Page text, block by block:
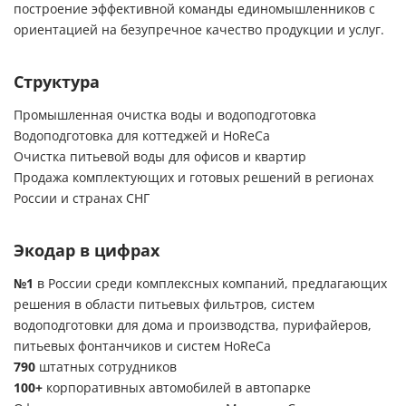
построение эффективной команды единомышленников с
ориентацией на безупречное качество продукции и услуг.
Структура
Промышленная очистка воды и водоподготовка
Водоподготовка для коттеджей и HoReCa
Очистка питьевой воды для офисов и квартир
Продажа комплектующих и готовых решений в регионах
России и странах СНГ
Экодар в цифрах
№1 в России среди комплексных компаний, предлагающих
решения в области питьевых фильтров, систем
водоподготовки для дома и производства, пурифайеров,
питьевых фонтанчиков и систем HoReCa
790 штатных сотрудников
100+ корпоративных автомобилей в автопарке